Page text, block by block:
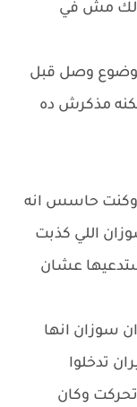
مش في
وصل قبل
مذكرش ده
وكنت حاسس انه
اللي كذبت
عشان
سوزان انها
تدخلوا
وكان